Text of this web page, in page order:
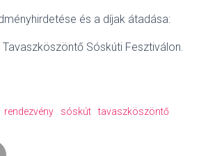
és a díjak átadása:
Sóskúti Fesztiválon.
rendezvény sóskút tavaszköszöntő